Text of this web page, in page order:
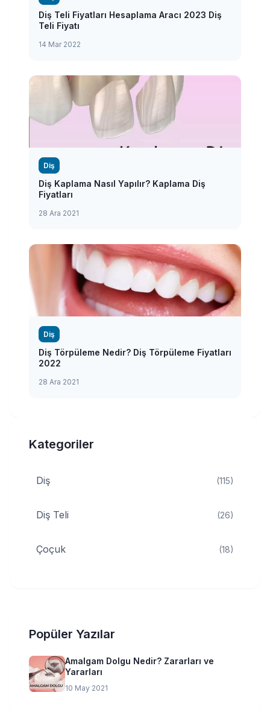
Diş Teli Fiyatları Hesaplama Aracı 2023 Diş
Teli Fiyatı
14 Mar 2022
Diş
Diş Kaplama Nasıl Yapılır? Kaplama Diş
Fiyatları
28 Ara 2021
Diş
Diş Törpüleme Nedir? Diş Törpüleme Fiyatları
2022
28 Ara 2021
Kategoriler
Diş (115)
Diş Teli (26)
Çoçuk (18)
Popüler Yazılar
Amalgam Dolgu Nedir? Zararları ve
Yararları
10 May 2021